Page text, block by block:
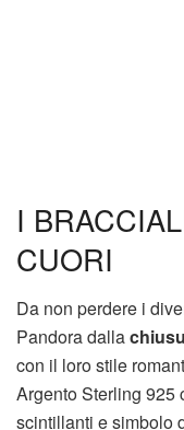
I
CUORI
Da non perdere i
Pandora dalla
con il loro stile
Argento Sterling 925
scintillanti e simbolo